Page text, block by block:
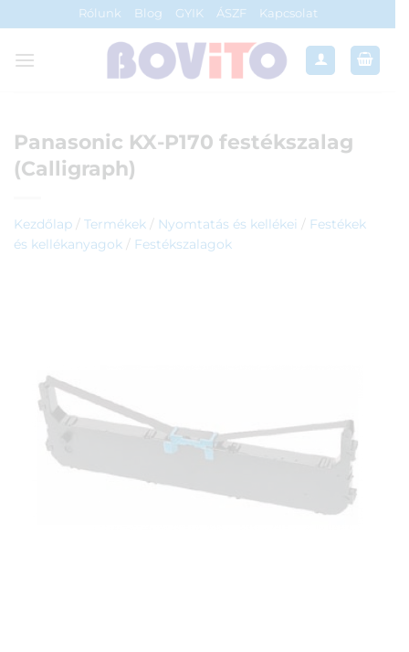
to
content
Rólunk Blog GYIK ÁSZF Kapcsolat
Panasonic KX-P170 festékszalag
(Calligraph)
Kezdőlap / Termékek / Nyomtatás és kellékei / Festékek
és kellékanyagok / Festékszalagok